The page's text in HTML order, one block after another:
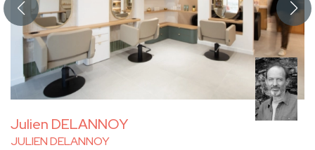
Julien DELANNOY
JULIEN DELANNOY